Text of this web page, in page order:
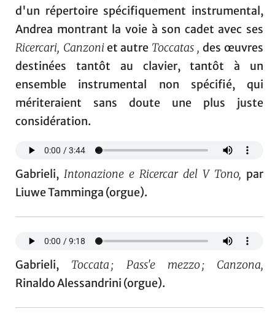
d'un répertoire spécifiquement instrumental,
Andrea montrant la voie à son cadet avec ses
Ricercari, Canzoniet autreToccatas ,des œuvres
destinées tantôt au clavier, tantôt à un
ensemble instrumental non spécifié, qui
mériteraient sans doute une plus juste
considération.
Gabrieli, Intonazione e Ricercar del V Tono, par
Liuwe Tamminga (orgue).
Gabrieli, Toccata ; Pass'e mezzo ; Canzona,
Rinaldo Alessandrini (orgue).